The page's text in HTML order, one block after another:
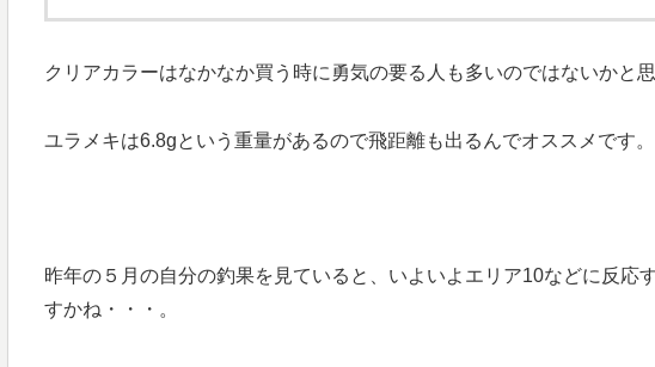
クリアカラーはなかなか買う時に勇気の要る人も多いのではないかと
ユラメキは6.8gという重量があるので飛距離も出るんでオススメです。
昨年の５月の自分の釣果を見ていると、いよいよエリア10などに反応
すかね・・・。